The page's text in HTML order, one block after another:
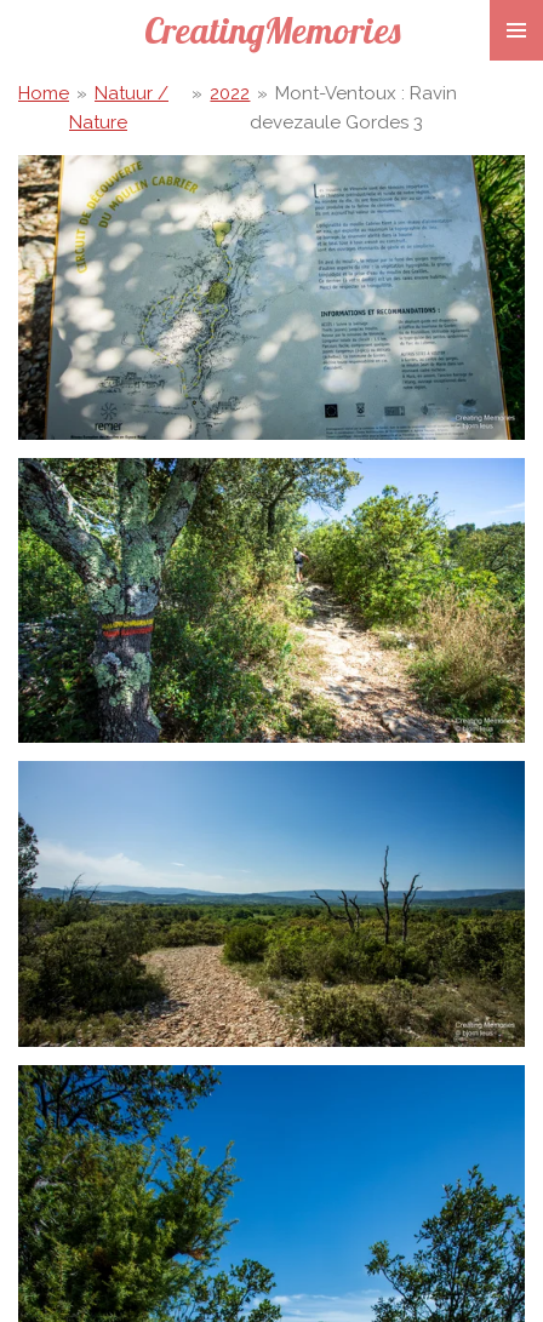
naar
CreatingMemories
Home » Natuur /
Nature
» 2022 » Mont-Ventoux : Ravin
devezaule Gordes 3